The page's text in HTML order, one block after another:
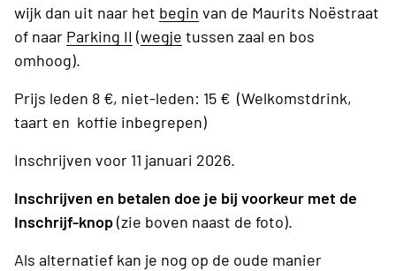
wijk dan uit naar het begin van de Maurits Noëstraat
of naar Parking II (wegje tussen zaal en bos
omhoog).
Prijs leden 8 €, niet-leden: 15 € (Welkomstdrink,
taart en koffie inbegrepen)
Inschrijven voor 11 januari 2026.
Inschrijven en betalen doe je bij voorkeur met de
Inschrijf-knop(zie boven naast de foto).
Als alternatief kan je nog op de oude manier